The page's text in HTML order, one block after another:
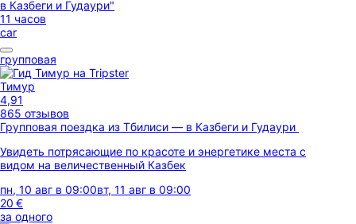
11 часов
car
групповая
Тимур
4,91
865 отзывов
Групповая поездка из Тбилиси — в Казбеги и Гудаури
Увидеть потрясающие по красоте и энергетике места с
видом на величественный Казбек
пн, 10 авг в 09:00вт, 11 авг в 09:00
20 €
за одного